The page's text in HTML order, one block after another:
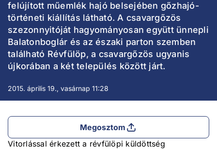
felújított műemlék hajó belsejében gőzhajó-
történeti kiállítás látható. A csavargőzös
szezonnyitóját hagyományosan együtt ünnepli
Balatonboglár és az északi parton szemben
található Révfülöp, a csavargőzös ugyanis
újkorában a két település között járt.
2015. április 19., vasárnap 11:28
Megosztom
Vitorlással érkezett a révfülöpi küldöttség